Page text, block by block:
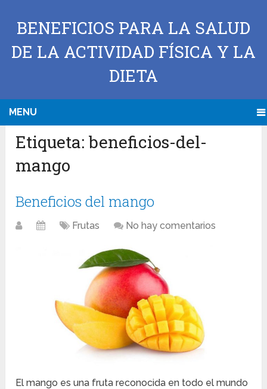
BENEFICIOS PARA LA SALUD
DE LA ACTIVIDAD FÍSICA Y LA
DIETA
MENU
Etiqueta:beneficios-del-
mango
Beneficios del mango
Frutas No hay comentarios
El mango es una fruta reconocida en todo el mundo